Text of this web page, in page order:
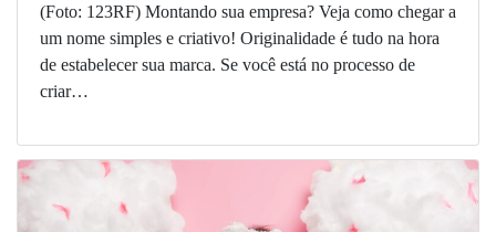
(Foto: 123RF) Montando sua empresa? Veja como chegar a
um nome simples e criativo! Originalidade é tudo na hora
de estabelecer sua marca. Se você está no processo de
criar…